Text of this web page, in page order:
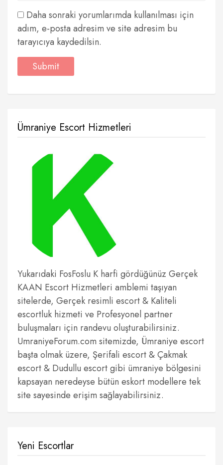
Daha sonraki yorumlarımda kullanılması için
adım, e-posta adresim ve site adresim bu
tarayıcıya kaydedilsin.
Ümraniye Escort Hizmetleri
Yukarıdaki FosFoslu K harfi gördüğünüz Gerçek
KAAN Escort Hizmetleri amblemi taşıyan
sitelerde, Gerçek resimli escort & Kaliteli
escortluk hizmeti ve Profesyonel partner
buluşmaları için randevu oluşturabilirsiniz.
UmraniyeForum.com sitemizde, Ümraniye escort
başta olmak üzere, Şerifali escort & Çakmak
escort & Dudullu escort gibi ümraniye bölgesini
kapsayan neredeyse bütün eskort modellere tek
site sayesinde erişim sağlayabilirsiniz.
Yeni Escortlar